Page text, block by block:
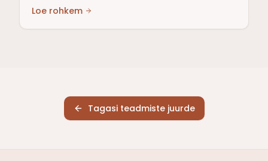
suvega.
Loe rohkem
Tagasi teadmiste juurde